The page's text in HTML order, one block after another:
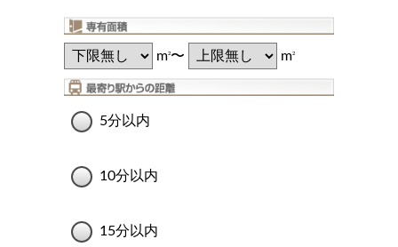
m2〜 m2
5分以内
10分以内
15分以内